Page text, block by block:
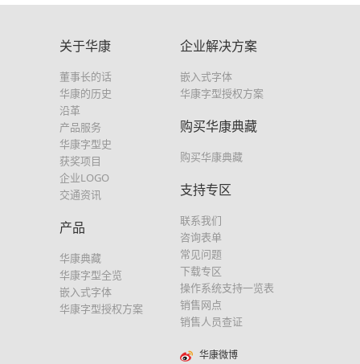
关于华康
董事长的话
华康的历史
沿革
产品服务
华康字型史
获奖项目
企业LOGO
交通资讯
产品
华康典藏
华康字型全览
嵌入式字体
华康字型授权方案
企业解决方案
嵌入式字体
华康字型授权方案
购买华康典藏
购买华康典藏
支持专区
联系我们
咨询表单
常见问题
下载专区
操作系统支持一览表
销售网点
销售人员查证
华康微博